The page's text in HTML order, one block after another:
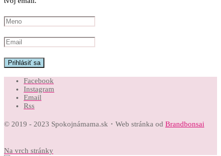
Facebook
Instagram
Email
Rss
© 2019 - 2023 Spokojnámama.sk・Web stránka od Brandbonsai
Na vrch stránky